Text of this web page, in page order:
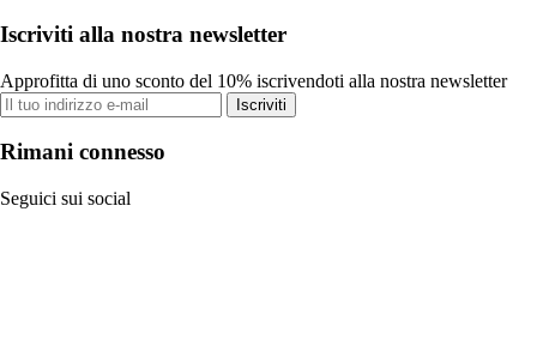
Iscriviti alla nostra newsletter
Approfitta di uno sconto del 10% iscrivendoti alla nostra newsletter
Iscriviti
Rimani connesso
Seguici sui social